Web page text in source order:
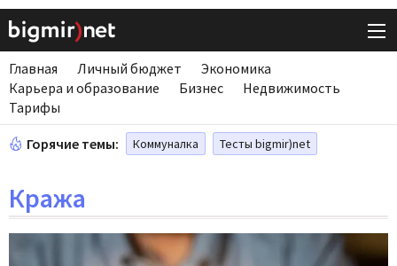
Главная Личный бюджет
Экономика
Карьера и образование
Бизнес
Недвижимость
Тарифы
Горячие темы: Коммуналка Тесты bigmir)net
Кража